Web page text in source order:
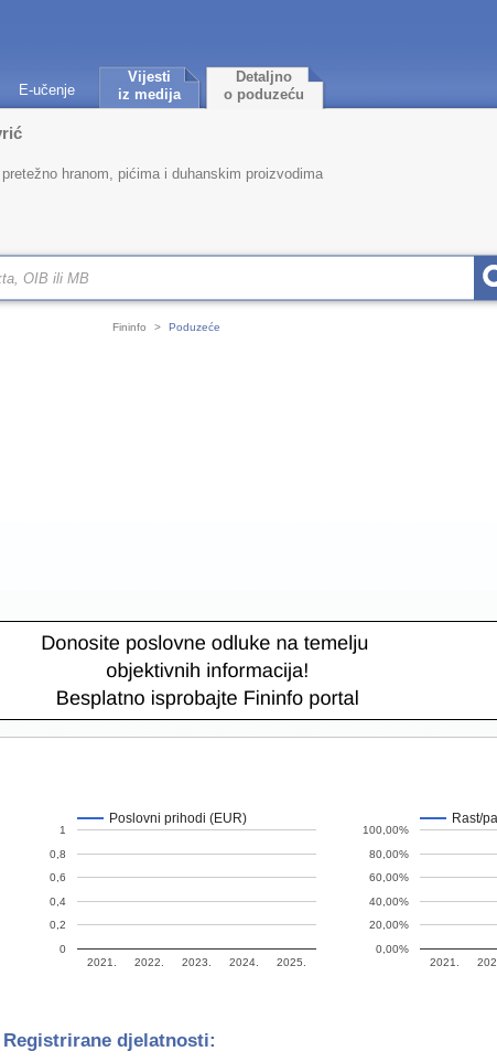
E-učenje
Vijesti
iz medija
Detaljno
o poduzeću
hranom, pićima i duhanskim proizvodima
Fininfo > Poduzeće
Poslovni prihodi (EUR)
2021. 2022. 2023. 2024. 2025.
0
0,2
0,4
0,6
0,8
1
Rast/
2021.
0,00%
20,00%
40,00%
60,00%
80,00%
100,00%
Registrirane djelatnosti: